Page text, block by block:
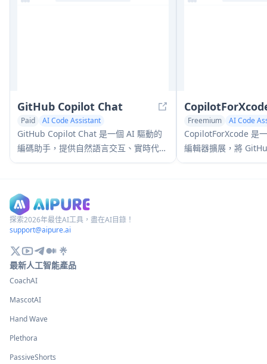
GitHub Copilot Chat
Paid
AI Code Assistant
AI Code Generator
AI Developer Tools
GitHub Copilot Chat 是一個 AI 驅動的
編碼助手，提供自然語言交互、實時代碼
建議和上下文支持，直接在支持的 IDE
Freemium
AI Code
AI Code Generator
AI
CopilotForXcode 是
編輯器擴展，將
Codeium 和
探索2026年最佳AI工具，盡在AI目錄！
support@aipure.ai
最新人工智能產品
CoachAI
MascotAI
Hand Wave
Plethora
PassiveShorts